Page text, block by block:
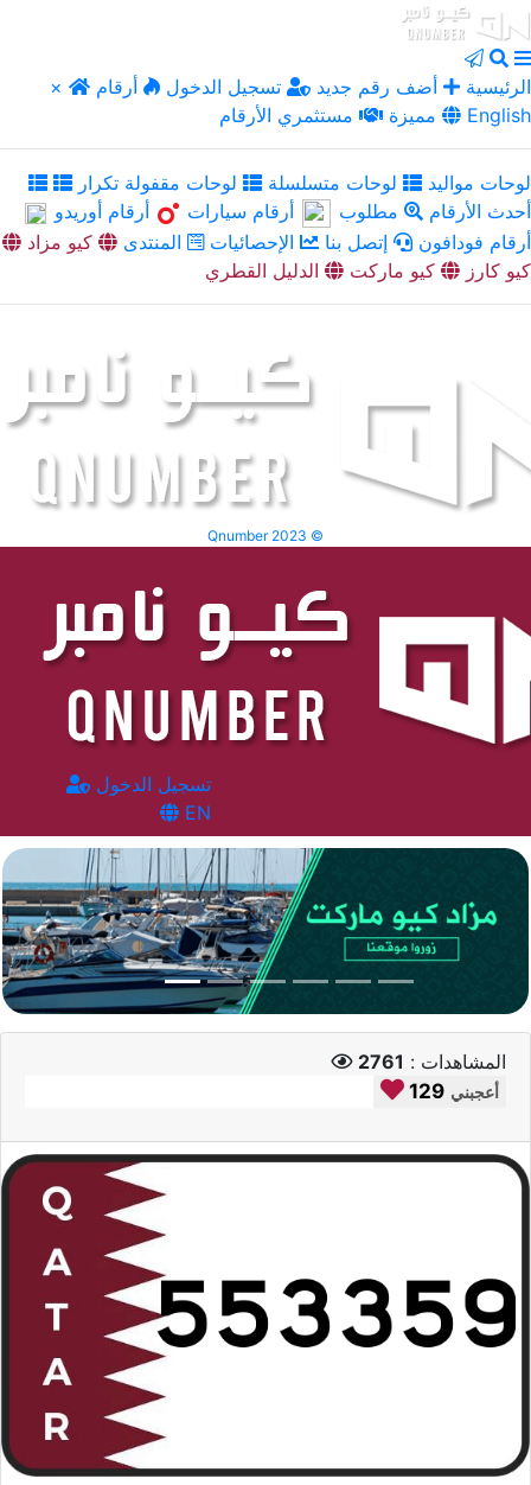
× الرئيسية أضف رقم جديد تسجيل الدخول
أرقام
مميزة
مستثمري الأرقام English
لوحات مواليد لوحات متسلسلة
لوحات مقفولة تكرار
أحدث الأرقام
مطلوب أرقام سيارات
أرقام أوريدو
أرقام فودافون
إتصل بنا الإحصائيات المنتدى
كيو مزاد
كيو كارز
كيو ماركت الدليل القطري
Qnumber 2023 ©
تسجيل الدخول
EN
المشاهدات : 2761
129 أعجبني